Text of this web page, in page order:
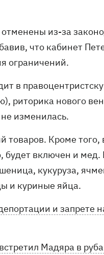
из-за
что кабинет
ограничений.
в
нового
изменилась.
товаров. Кроме того,
включен и мед.
кукуруза,
и куриные яйца.
и запрете
встретил Мадяра в